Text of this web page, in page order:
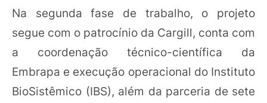
Na segunda fase de trabalho, o projeto
segue com o patrocínio da Cargill, conta com
a coordenação técnico-científica da
Embrapa e execução operacional do Instituto
BioSistêmico (IBS), além da parceria de sete